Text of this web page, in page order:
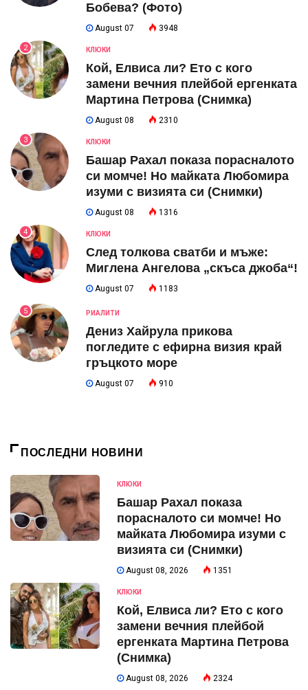
Бобева? (Фото)
August 07 3948
2 КЛЮКИ
Кой, Елвиса ли? Ето с кого
замени вечния плейбой ергенката
Мартина Петрова (Снимка)
August 08 2310
3 КЛЮКИ
Башар Рахал показа порасналото
си момче! Но майката Любомира
изуми с визията си (Снимки)
August 08 1316
4 КЛЮКИ
След толкова сватби и мъже:
Миглена Ангелова „скъса джоба“!
August 07 1183
5 РИАЛИТИ
Дениз Хайрула прикова
погледите с ефирна визия край
гръцкото море
August 07 910
ПОСЛЕДНИ НОВИНИ
КЛЮКИ
Башар Рахал показа
порасналото си момче! Но
майката Любомира изуми с
визията си (Снимки)
August 08, 2026 1351
КЛЮКИ
Кой, Елвиса ли? Ето с кого
замени вечния плейбой
ергенката Мартина Петрова
(Снимка)
August 08, 2026 2324